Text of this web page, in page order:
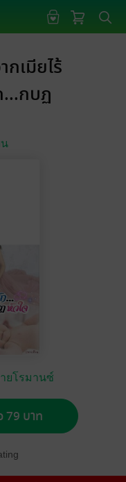
เมียไร้
...กบฏ
ยโรมานซ์
79 บาท